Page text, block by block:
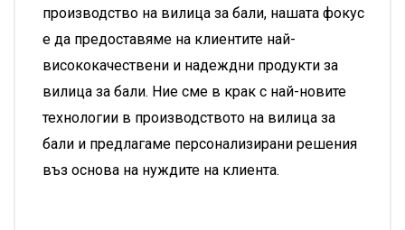
производство на вилица за бали, нашата фокус
е да предоставяме на клиентите най-
висококачествени и надеждни продукти за
вилица за бали. Ние сме в крак с най-новите
технологии в производството на вилица за
бали и предлагаме персонализирани решения
въз основа на нуждите на клиента.